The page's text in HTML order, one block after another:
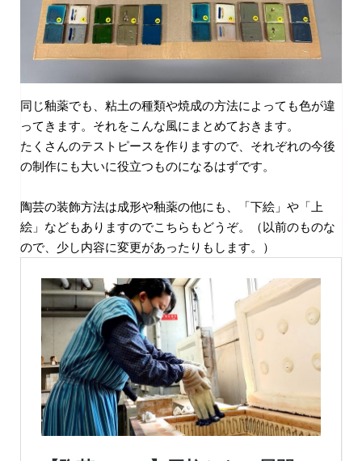
同じ釉薬でも、粘土の種類や焼成の方法によっても色が違
ってきます。それをこんな風にまとめておきます。
たくさんのテストピースを作りますので、それぞれの今後
の制作にも大いに役立つものになるはずです。
陶芸の装飾方法は成形や釉薬の他にも、「下絵」や「上
絵」などもありますのでこちらもどうぞ。（以前のものな
ので、少し内容に変更があったりもします。）